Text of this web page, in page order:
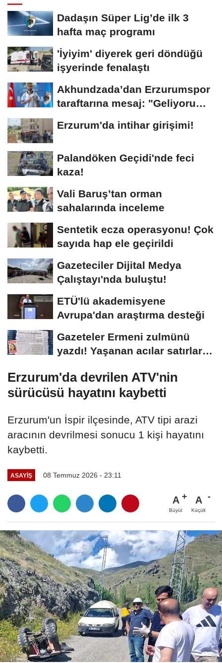
Dadaşın Süper Lig’de ilk 3
hafta maç programı
'İyiyim' diyerek geri döndüğü
işyerinde fenalaştı
Akhundzada’dan Erzurumspor
taraftarına mesaj: "Geliyorum
Erzurum'da intihar girişimi!
Palandöken Geçidi'nde feci
kaza!
Vali Baruş’tan orman
sahalarında inceleme
Sentetik ecza operasyonu! Çok
sayıda hap ele geçirildi
Gazeteciler Dijital Medya
Çalıştayı'nda buluştu!
ETÜ'lü akademisyene
Avrupa'dan araştırma desteği
Gazeteler Ermeni zulmünü
yazdı! Yaşanan acılar satırlara
Erzurum'da devrilen ATV'nin
sürücüsü hayatını kaybetti
Erzurum'un İspir ilçesinde, ATV tipi arazi
aracının devrilmesi sonucu 1 kişi hayatını
kaybetti.
ASAYİŞ 08 Temmuz 2026 - 23:11
A
Büyüt
A
Küçült